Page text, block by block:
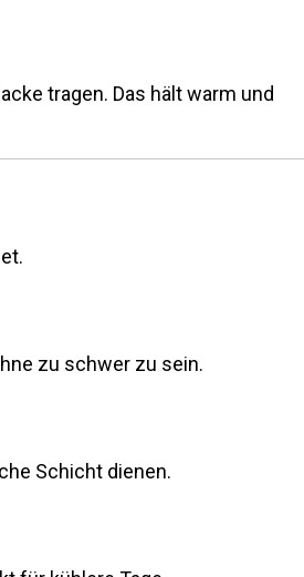
tragen. Das hält warm und
zu schwer zu sein.
Schicht dienen.